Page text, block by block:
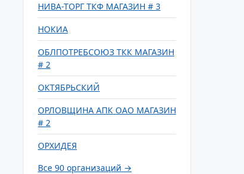
НИВА-ТОРГ ТКФ МАГАЗИН # 3
НОКИА
ОБЛПОТРЕБСОЮЗ ТКК МАГАЗИН
# 2
ОКТЯБРЬСКИЙ
ОРЛОВЩИНА АПК ОАО МАГАЗИН
# 2
ОРХИДЕЯ
Все 90 организаций →